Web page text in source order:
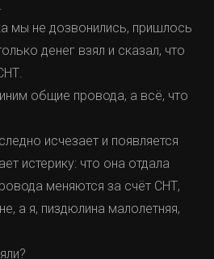
мы не дозвонились, пришлось
денег взял и сказал, что
общие провода, а всё, что
исчезает и появляется
истерику: что она отдала
меняются за счёт СНТ,
а я, пиздюлина малолетняя,